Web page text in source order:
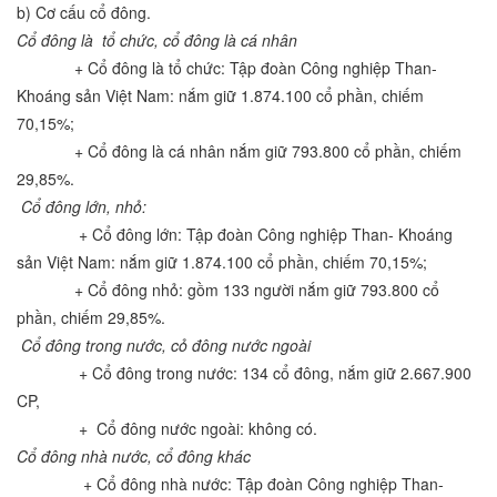
b) Cơ cấu cổ đông.
Cổ đông là tổ chức, cổ đông là cá nhân
+ Cổ đông là tổ chức: Tập đoàn Công nghiệp Than-
Khoáng sản Việt Nam: nắm giữ 1.874.100 cổ phần, chiếm
70,15%;
+ Cổ đông là cá nhân nắm giữ 793.800 cổ phần, chiếm
29,85%.
Cổ đông lớn, nhỏ:
+ Cổ đông lớn: Tập đoàn Công nghiệp Than- Khoáng
sản Việt Nam: nắm giữ 1.874.100 cổ phần, chiếm 70,15%;
+ Cổ đông nhỏ: gồm 133 người nắm giữ 793.800 cổ
phần, chiếm 29,85%.
Cổ đông trong nước, cỏ đông nước ngoài
+ Cổ đông trong nước: 134 cổ đông, nắm giữ 2.667.900
CP,
+ Cổ đông nước ngoài: không có.
Cổ đông nhà nước, cổ đông khác
+ Cổ đông nhà nước: Tập đoàn Công nghiệp Than-